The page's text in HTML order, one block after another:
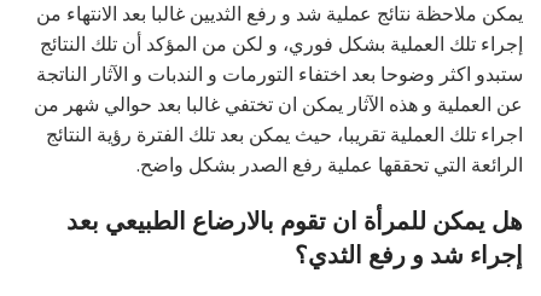
يمكن ملاحظة نتائج عملية شد و رفع الثديين غالبا بعد الانتهاء من
إجراء تلك العملية بشكل فوري، و لكن من المؤكد أن تلك النتائج
ستبدو اكثر وضوحا بعد اختفاء التورمات و الندبات و الآثار الناتجة
عن العملية و هذه الآثار يمكن ان تختفي غالبا بعد حوالي شهر من
اجراء تلك العملية تقريبا، حيث يمكن بعد تلك الفترة رؤية النتائج
الرائعة التي تحققها عملية رفع الصدر بشكل واضح.
هل يمكن للمرأة ان تقوم بالارضاع الطبيعي بعد
إجراء شد و رفع الثدي؟